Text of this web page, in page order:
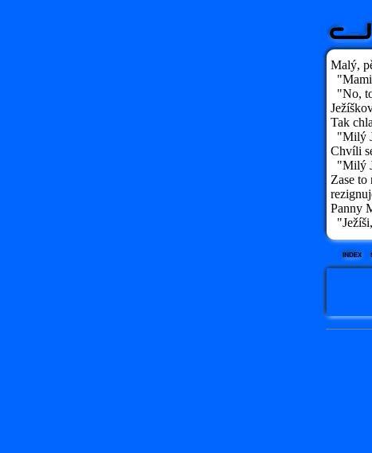
Malý,
"No,
Tak
"Milý
Chvíli
"Milý
Zase to
Panny